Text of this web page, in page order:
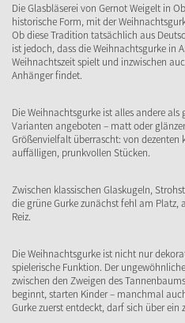
Die Glasbläserei von Gernot Weigelt in
historische Form, mit der
Ob diese Tradition tatsächlich aus
ist jedoch, dass die Weihnachtsgurke in
Weihnachtszeit spielt und inzwischen
Anhänger findet.
Die Weihnachtsgurke ist alles andere
Varianten angeboten – matt oder
Größenvielfalt überrascht: von dezenten
auffälligen, prunkvollen Stücken.
Zwischen klassischen Glaskugeln,
die grüne Gurke zunächst fehl am
Reiz.
Die Weihnachtsgurke ist nicht nur
spielerische Funktion. Der
zwischen den Zweigen des
beginnt, starten Kinder – manchmal
Gurke zuerst entdeckt, darf sich über ein